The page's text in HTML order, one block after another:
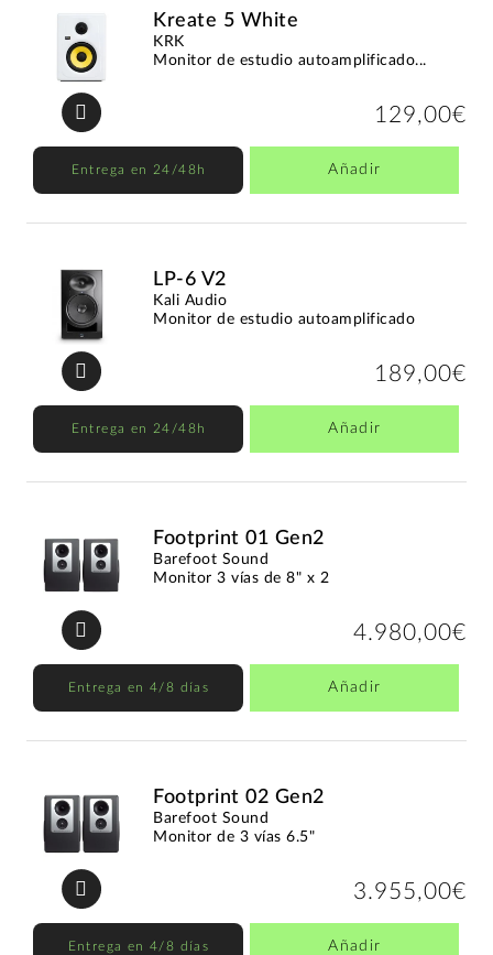
Kreate 5 White
KRK
Monitor de estudio autoamplificado...
129,00€
Entrega en 24/48h Añadir
LP-6 V2
Kali Audio
Monitor de estudio autoamplificado
189,00€
Entrega en 24/48h Añadir
Footprint 01 Gen2
Barefoot Sound
Monitor 3 vías de 8" x 2
4.980,00€
Entrega en 4/8 días Añadir
Footprint 02 Gen2
Barefoot Sound
Monitor de 3 vías 6.5"
3.955,00€
Entrega en 4/8 días Añadir